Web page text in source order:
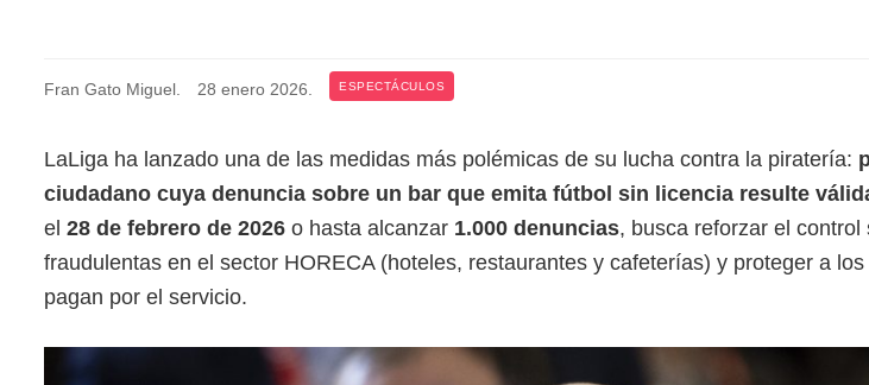
Fran Gato Miguel. 28 enero 2026. ESPECTÁCULOS
LaLiga ha lanzado una de las medidas más polémicas de su lucha contra la piratería:
ciudadano cuya denuncia sobre un bar que emita fútbol sin licencia resulte
el 28 de febrero de 2026 o hasta alcanzar 1.000 denuncias, busca reforzar el
fraudulentas en el sector HORECA (hoteles, restaurantes y cafeterías) y proteger a
pagan por el servicio.